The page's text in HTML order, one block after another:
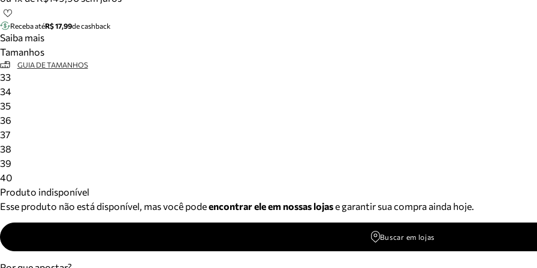
Receba atéR$ 17,99de cashback
Saiba mais
Tamanhos
GUIA DE TAMANHOS
33
34
35
36
37
38
39
40
Produto indisponível
Esse produto não está disponível, mas você podeencontrar ele em nossas lojase garantir sua compra ainda hoje.
Buscar em lojas